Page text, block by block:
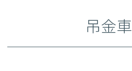
吊金車